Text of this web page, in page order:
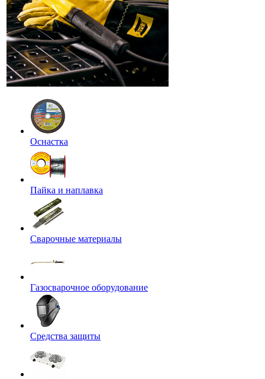
Оснастка
Пайка и наплавка
Сварочные материалы
Газосварочное оборудование
Средства защиты